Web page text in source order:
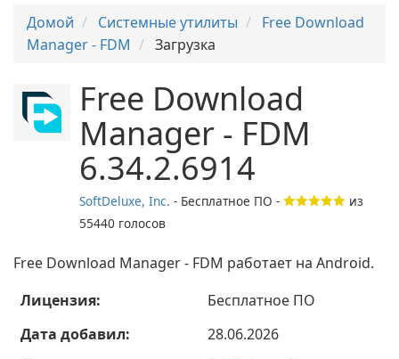
Домой Системные утилиты
Free Download
Manager - FDM
Загрузка
Free Download
Manager - FDM
6.34.2.6914
SoftDeluxe, Inc. - Бесплатное ПО -
из
55440 голосов
Free Download Manager - FDM работает на Android.
Лицензия:
Бесплатное ПО
Дата добавил:
28.06.2026